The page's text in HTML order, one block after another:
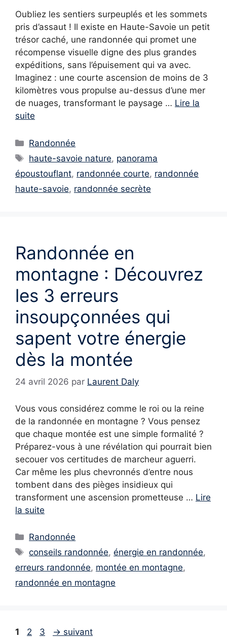
Oubliez les sentiers surpeuplés et les sommets
pris d’assaut ! Il existe en Haute-Savoie un petit
trésor caché, une randonnée qui promet une
récompense visuelle digne des plus grandes
expéditions, sans l’épuisement qui va avec.
Imaginez : une courte ascension de moins de 3
kilomètres vous propulse au-dessus d’une mer
de nuages, transformant le paysage … Lire la
suite
Catégories
Randonnée
Étiquettes
haute-savoie nature, panorama
époustouflant, randonnée courte, randonnée
haute-savoie, randonnée secrète
Randonnée en
montagne : Découvrez
les 3 erreurs
insoupçonnées qui
sapent votre énergie
dès la montée
24 avril 2026 par Laurent Daly
Vous vous considérez comme le roi ou la reine
de la randonnée en montagne ? Vous pensez
que chaque montée est une simple formalité ?
Préparez-vous à une révélation qui pourrait bien
secouer vos certitudes de marcheur aguerri.
Car même les plus chevronnés d’entre nous
tombent dans des pièges insidieux qui
transforment une ascension prometteuse … Lire
la suite
Catégories
Randonnée
Étiquettes
conseils randonnée,énergie en randonnée,
erreurs randonnée, montée en montagne,
randonnée en montagne
Page
1 Page
2 Page
3 → suivant